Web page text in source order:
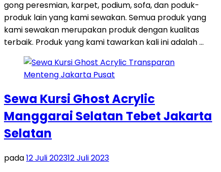
gong peresmian, karpet, podium, sofa, dan poduk-
produk lain yang kami sewakan. Semua produk yang
kami sewakan merupakan produk dengan kualitas
terbaik. Produk yang kami tawarkan kali ini adalah …
Sewa Kursi Ghost Acrylic
Manggarai Selatan Tebet Jakarta
Selatan
pada12 Juli 202312 Juli 2023